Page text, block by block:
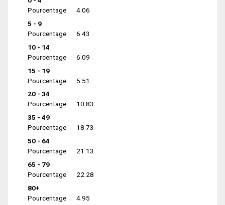
Pourcentage
4.06
5 - 9
Pourcentage
6.43
10 - 14
Pourcentage
6.09
15 - 19
Pourcentage
5.51
20 - 34
Pourcentage
10.83
35 - 49
Pourcentage
18.73
50 - 64
Pourcentage
21.13
65 - 79
Pourcentage
22.28
80+
Pourcentage
4.95